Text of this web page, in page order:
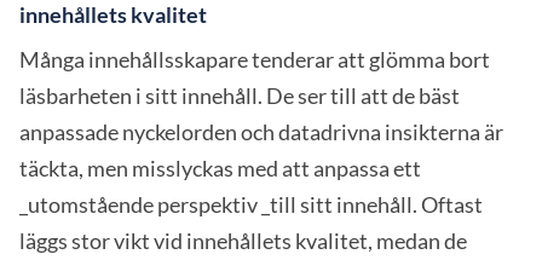
innehållets kvalitet
Många innehållsskapare tenderar att glömma bort
läsbarheten i sitt innehåll. De ser till att de bäst
anpassade nyckelorden och datadrivna insikterna är
täckta, men misslyckas med att anpassa ett
_utomstående perspektiv _till sitt innehåll. Oftast
läggs stor vikt vid innehållets kvalitet, medan de